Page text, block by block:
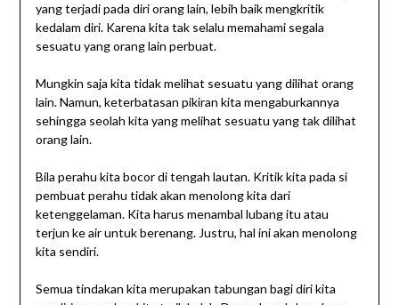
yang terjadi pada diri orang lain, lebih baik mengkritik
kedalam diri. Karena kita tak selalu memahami segala
sesuatu yang orang lain perbuat.
Mungkin saja kita tidak melihat sesuatu yang dilihat orang
lain. Namun, keterbatasan pikiran kita mengaburkannya
sehingga seolah kita yang melihat sesuatu yang tak dilihat
orang lain.
Bila perahu kita bocor di tengah lautan. Kritik kita pada si
pembuat perahu tidak akan menolong kita dari
ketenggelaman. Kita harus menambal lubang itu atau
terjun ke air untuk berenang. Justru, hal ini akan menolong
kita sendiri.
Semua tindakan kita merupakan tabungan bagi diri kita